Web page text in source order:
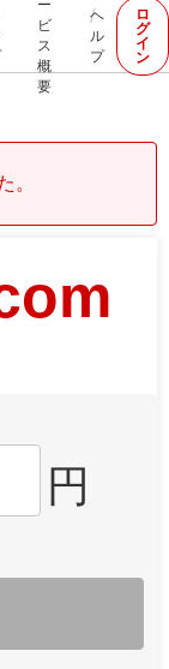
ー
ビ
ス
概
要
ヘ
ル
プ
ロ
グ
イ
ン
。
円